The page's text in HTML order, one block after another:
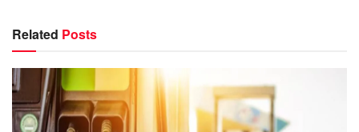
Related Posts